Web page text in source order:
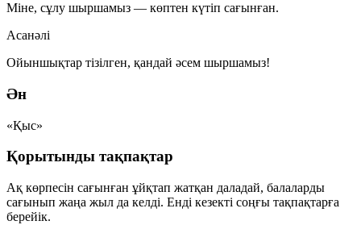
Міне, сұлу шыршамыз — көптен күтіп сағынған.
Асанәлі
Ойыншықтар тізілген, қандай әсем шыршамыз!
Ән
«Қыс»
Қорытынды тақпақтар
Ақ көрпесін сағынған ұйқтап жатқан даладай, балаларды
сағынып жаңа жыл да келді. Енді кезекті соңғы тақпақтарға
берейік.